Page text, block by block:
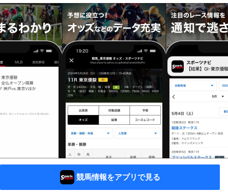
競馬情報をアプリで見る